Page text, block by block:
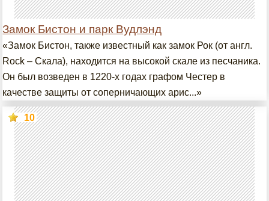
Замок Бистон и парк Вудлэнд
«Замок Бистон, также известный как замок Рок (от англ.
Rock – Скала), находится на высокой скале из песчаника.
Он был возведен в 1220-х годах графом Честер в
качестве защиты от соперничающих арис...»
10